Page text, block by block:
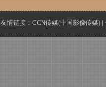
友情链接： CCN传媒(中国影像传媒) |